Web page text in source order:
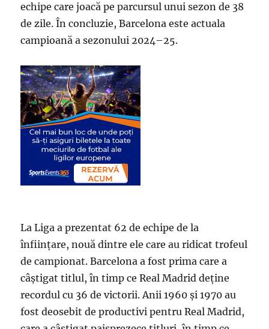
echipe care joacă pe parcursul unui sezon de 38
de zile. În concluzie, Barcelona este actuala
campioană a sezonului 2024–25.
La Liga a prezentat 62 de echipe de la
înființare, nouă dintre ele care au ridicat trofeul
de campionat. Barcelona a fost prima care a
câștigat titlul, în timp ce Real Madrid deține
recordul cu 36 de victorii. Anii 1960 și 1970 au
fost deosebit de productivi pentru Real Madrid,